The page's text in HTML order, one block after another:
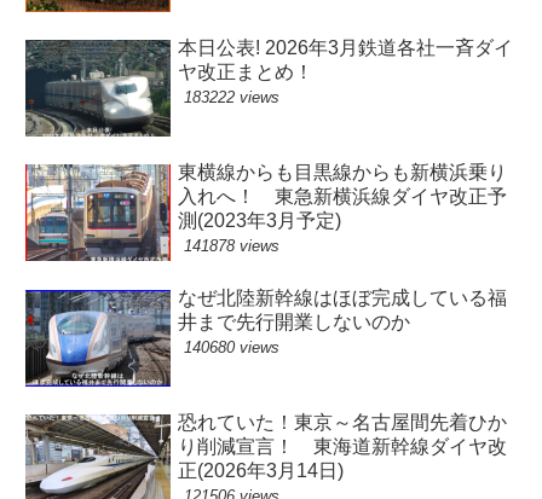
本日公表! 2026年3月鉄道各社一斉ダイ
ヤ改正まとめ！
183222 views
東横線からも目黒線からも新横浜乗り
入れへ！ 東急新横浜線ダイヤ改正予
測(2023年3月予定)
141878 views
なぜ北陸新幹線はほぼ完成している福
井まで先行開業しないのか
140680 views
恐れていた！東京～名古屋間先着ひか
り削減宣言！ 東海道新幹線ダイヤ改
正(2026年3月14日)